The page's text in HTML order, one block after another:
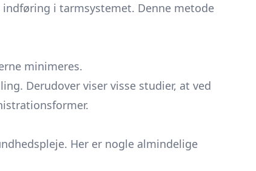
i tarmsystemet. Denne metode
minimeres.
Derudover viser visse studier, at ved
Her er nogle almindelige